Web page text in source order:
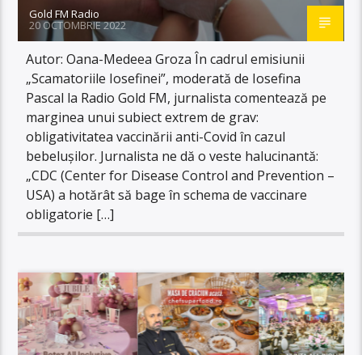
Gold FM Radio
20 OCTOMBRIE 2022
Autor: Oana-Medeea Groza În cadrul emisiunii
„Scamatoriile Iosefinei”, moderată de Iosefina
Pascal la Radio Gold FM, jurnalista comentează pe
marginea unui subiect extrem de grav:
obligativitatea vaccinării anti-Covid în cazul
bebelușilor. Jurnalista ne dă o veste halucinantă:
„CDC (Center for Disease Control and Prevention –
USA) a hotărât să bage în schema de vaccinare
obligatorie […]